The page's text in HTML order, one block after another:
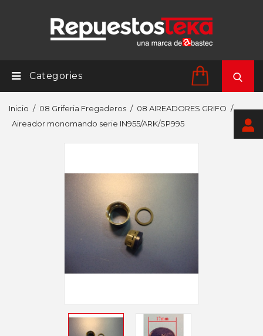
Categories
Inicio 08 Griferia Fregaderos
08 AIREADORES GRIFO
Aireador monomando serie IN955/ARK/SP995